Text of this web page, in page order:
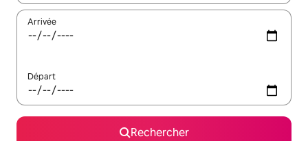
Arrivée
Départ
Rechercher